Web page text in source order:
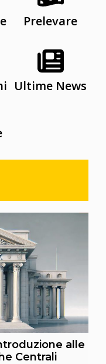
Prelevare
Ultime News
alle
Centrali